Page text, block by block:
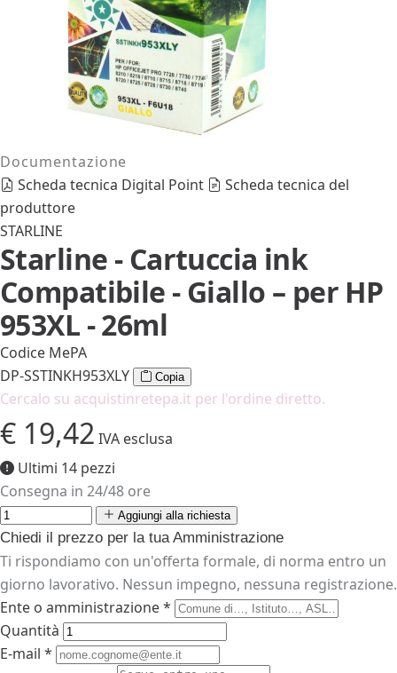
Documentazione
Scheda tecnica Digital Point
Scheda tecnica del
produttore
STARLINE
Starline - Cartuccia ink
Compatibile - Giallo – per HP
953XL - 26ml
Codice MePA
DP-SSTINKH953XLY
Copia
Cercalo su acquistinretepa.it per l'ordine diretto.
€ 19,42 IVA esclusa
Ultimi 14 pezzi
Consegna in 24/48 ore
Aggiungi alla richiesta
Chiedi il prezzo per la tua Amministrazione
Ti rispondiamo con un'offerta formale, di norma entro un
giorno lavorativo. Nessun impegno, nessuna registrazione.
Ente o amministrazione *
Quantità
E-mail *